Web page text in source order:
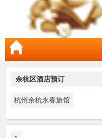
余杭区酒店预订
杭州余杭永春旅馆